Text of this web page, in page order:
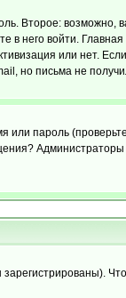
Второе:
в него войти.
или нет.
но письма не
пароль